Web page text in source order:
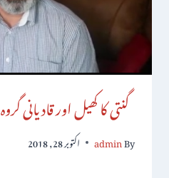
گنتی کا کھیل اور قادیانی گروہ
By
admin اکتوبر 28, 2018